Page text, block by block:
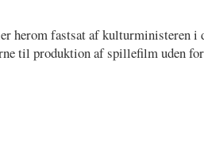
herom fastsat af kulturministeren i
til produktion af spillefilm uden